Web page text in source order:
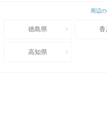
周辺の
徳島県 香
高知県